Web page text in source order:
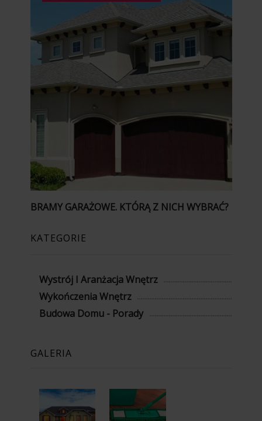
BRAMY GARAŻOWE. KTÓRĄ Z NICH WYBRAĆ?
KATEGORIE
Wystrój I Aranżacja Wnętrz
Wykończenia Wnętrz
Budowa Domu - Porady
GALERIA